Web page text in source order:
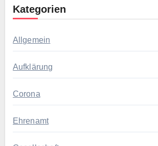
Kategorien
Allgemein
Aufklärung
Corona
Ehrenamt